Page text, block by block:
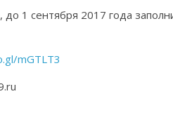
1 сентября 2017 года
mGTLT3